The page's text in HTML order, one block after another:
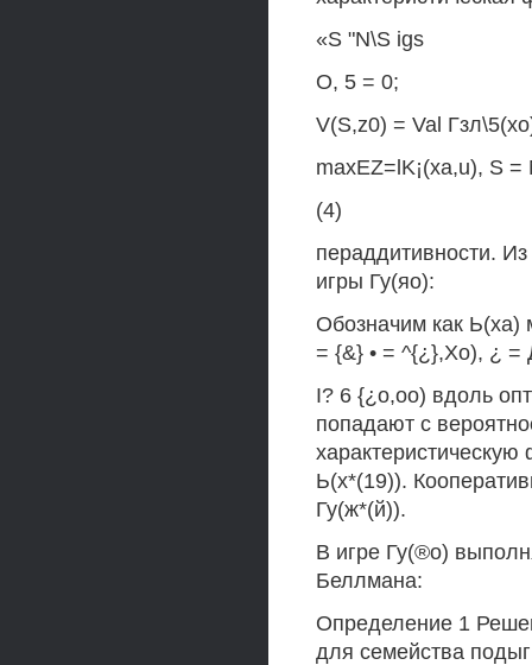
«S "N\S igs
О, 5 = 0;
V(S,z0) = Val
maxEZ=lK¡(xa,u), S =
(4)
пераддитивности.
игры Гу(яо):
Обозначим как Ь(ха)
= {&} • = ^{¿},Хо), ¿ =
I? 6 {¿о,оо) вдоль
попадают с
Ь(х*(19)).
Гу(ж*(й)).
В игре Гу(®о)
Беллмана:
Определение 1
для семейства